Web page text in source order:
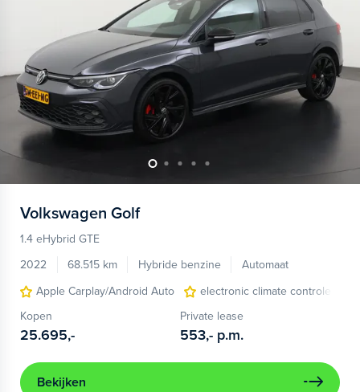
Volkswagen Golf
1.4 eHybrid GTE
2022
68.515 km Hybride benzine
Automaat
Apple Carplay/Android Auto
electronic climate controle
Kopen
25.695,-
Private lease
553,- p.m.
Bekijken